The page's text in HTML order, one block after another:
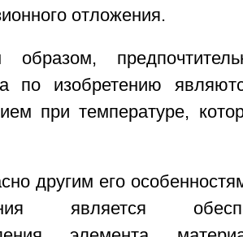
отложения.
образом,
по изобретению
при температуре,
другим его
является